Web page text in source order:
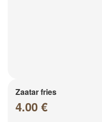
Zaatar fries
4.00 €